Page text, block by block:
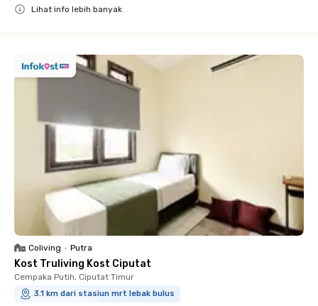
Lihat info lebih banyak
Coliving • Putra
Kost Truliving Kost Ciputat
Cempaka Putih, Ciputat Timur
3.1 km dari stasiun mrt lebak bulus